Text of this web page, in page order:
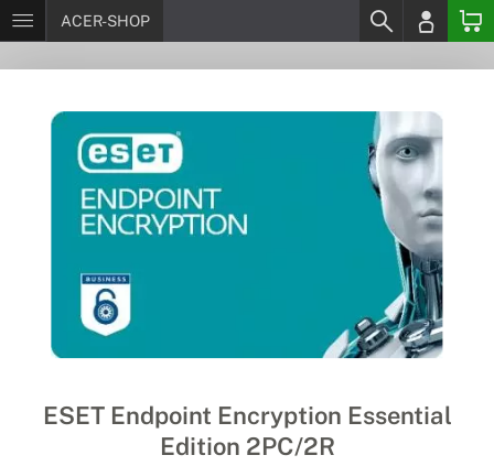
ACER-SHOP
ESET Endpoint Encryption Essential
Edition 2PC/2R